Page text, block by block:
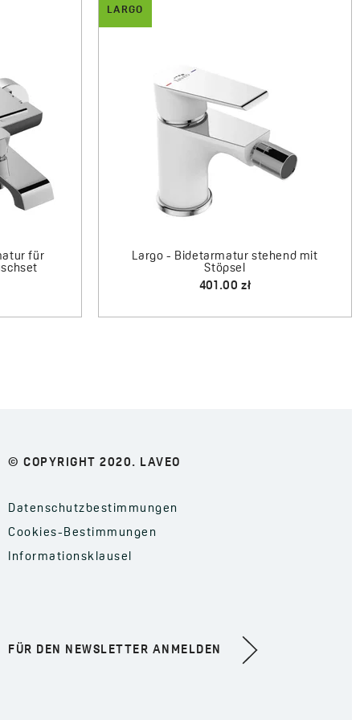
LARGO
Umstellventil
628.00 zł
© COPYRIGHT 2020. LAVEO
Datenschutzbestimmungen
Cookies-Bestimmungen
Informationsklausel
FÜR DEN NEWSLETTER ANMELDEN